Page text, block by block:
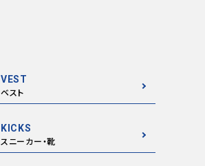
VEST
ベスト
KICKS
スニーカー・靴